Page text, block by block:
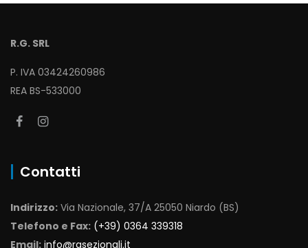
R.G. SRL
P. IVA 03424260986
REA BS-533000
Contatti
Indirizzo: Via Nazionale, 37/A 25050 Niardo (BS)
Telefono e Fax: (+39) 0364 339318
Email: info@rgsezionali.it